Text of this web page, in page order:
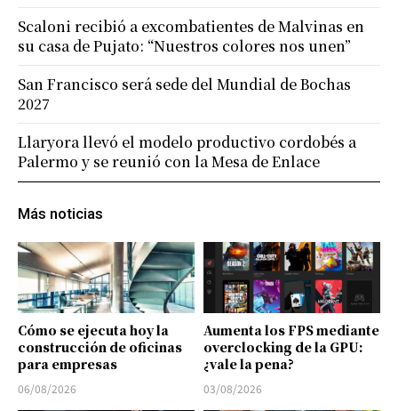
Más noticias
Cómo se ejecuta hoy la
construcción de oficinas
para empresas
06/08/2026
Aumenta los FPS mediante
overclocking de la GPU:
¿vale la pena?
03/08/2026
Scaloni recibió a excombatientes de Malvinas en
su casa de Pujato: “Nuestros colores nos unen”
San Francisco será sede del Mundial de Bochas
2027
Llaryora llevó el modelo productivo cordobés a
Palermo y se reunió con la Mesa de Enlace